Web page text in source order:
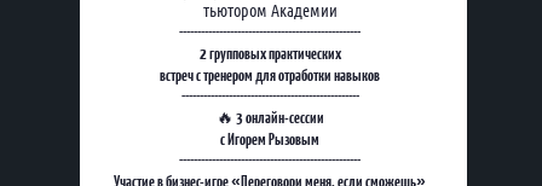
тьютором Академии
--------------------------------------------------
2 групповых практических
встреч с тренером для отработки навыков
-------------------------------------------------
🔥 3 онлайн-сессии
с Игорем Рызовым
--------------------------------------------------
Участие в бизнес-игре «Переговори меня, если сможешь»